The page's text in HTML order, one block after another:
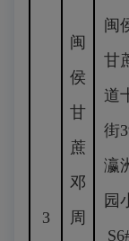
3
闽
侯
甘
蔗
邓
周
闽
甘
道
街
瀛
园